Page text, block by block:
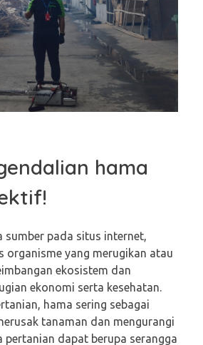
hama
sumber pada situs internet,
organisme yang merugikan atau
ekosistem dan
ekonomi serta kesehatan.
hama sering sebagai
tanaman dan mengurangi
pertanian dapat berupa serangga